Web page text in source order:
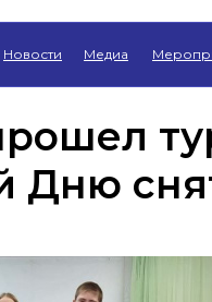
Новости Медиа
Дню